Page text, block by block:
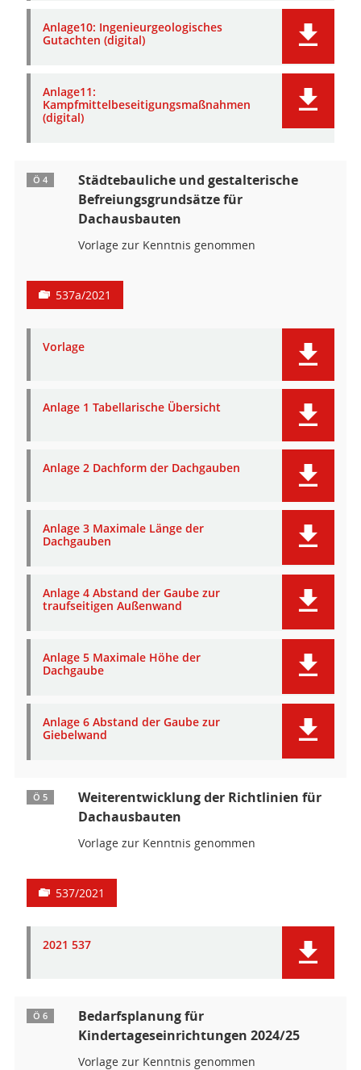
Anlage10: Ingenieurgeologisches
Gutachten (digital)
Anlage11:
Kampfmittelbeseitigungsmaßnahmen
(digital)
Ö 4
Städtebauliche und gestalterische
Befreiungsgrundsätze für
Dachausbauten
Vorlage zur Kenntnis genommen
537a/2021
Vorlage
Anlage 1 Tabellarische Übersicht
Anlage 2 Dachform der Dachgauben
Anlage 3 Maximale Länge der
Dachgauben
Anlage 4 Abstand der Gaube zur
traufseitigen Außenwand
Anlage 5 Maximale Höhe der
Dachgaube
Anlage 6 Abstand der Gaube zur
Giebelwand
Ö 5
Weiterentwicklung der Richtlinien für
Dachausbauten
Vorlage zur Kenntnis genommen
537/2021
2021 537
Ö 6
Bedarfsplanung für
Kindertageseinrichtungen 2024/25
Vorlage zur Kenntnis genommen